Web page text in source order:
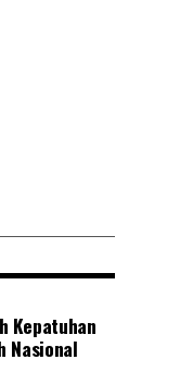
Kepatuhan
Nasional